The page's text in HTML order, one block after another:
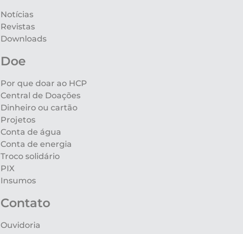
Notícias
Revistas
Downloads
Doe
Por que doar ao HCP
Central de Doações
Dinheiro ou cartão
Projetos
Conta de água
Conta de energia
Troco solidário
PIX
Insumos
Contato
Ouvidoria